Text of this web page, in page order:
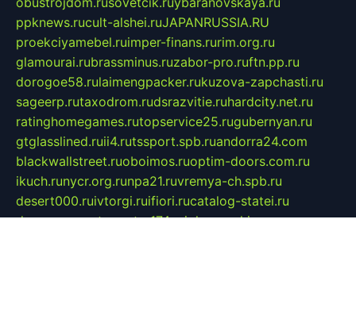
ppknews.rucult-alshei.ruJAPANRUSSIA.RU
proekciyamebel.ruimper-finans.rurim.org.ru
glamourai.rubrassminus.ruzabor-pro.ruftn.pp.ru
dorogoe58.rulaimengpacker.rukuzova-zapchasti.ru
sageerp.rutaxodrom.rudsrazvitie.ruhardcity.net.ru
ratinghomegames.rutopservice25.rugubernyan.ru
gtglasslined.ruii4.rutssport.spb.ruandorra24.com
blackwallstreet.ruoboimos.ruoptim-doors.com.ru
ikuch.runycr.org.runpa21.ruvremya-ch.spb.ru
desert000.ruivtorgi.ruifiori.rucatalog-statei.ru
dcv.org.ruspetsmaster174.ruipkameryhiseeu.ru